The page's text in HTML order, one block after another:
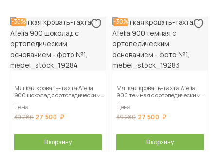
-30%
Мягкая кровать-тахта Afelia
900 шоколад с ортопедическим
Цена
39 280 27 500
В корзину
-30%
Мягкая кровать-тахта Afelia
900 темная с ортопедическим
Цена
39 280 27 500
В корзину